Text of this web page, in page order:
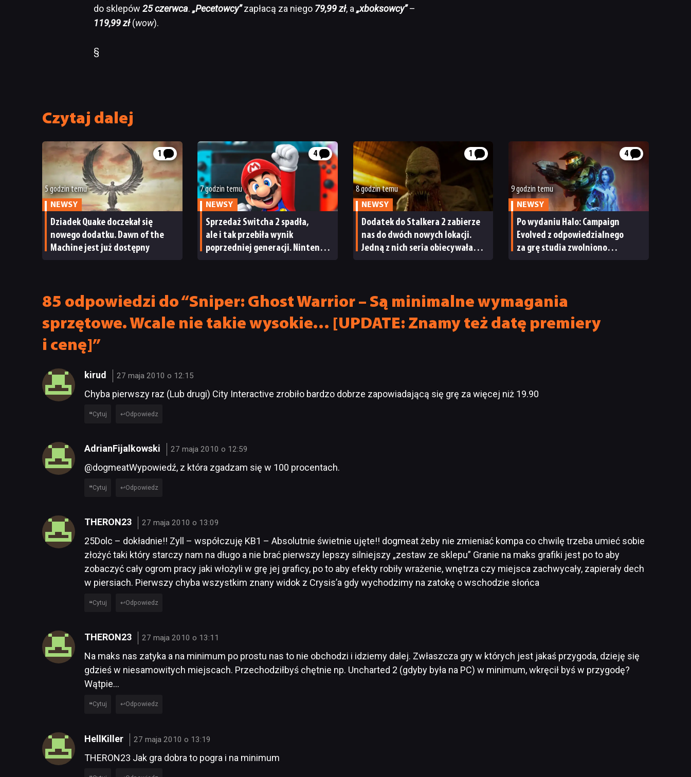
do sklepów 25 czerwca. „Pecetowcy”zapłacą za niego 79,99 zł, a „xboksowcy”–
119,99 zł(wow).
§
Czytaj dalej
1
5 godzin temu
NEWSY
Dziadek Quake doczekał się
nowego dodatku. Dawn of the
Machine jest już dostępny
4
7 godzin temu
NEWSY
Sprzedaż Switcha 2 spadła,
ale i tak przebiła wynik
poprzedniej generacji. Nintendo
1
8 godzin temu
NEWSY
Dodatek do Stalkera 2 zabierze
nas do dwóch nowych lokacji.
Jedną z nich seria obiecywała
4
9 godzin temu
NEWSY
Po wydaniu Halo: Campaign
Evolved z odpowiedzialnego
za grę studia zwolniono
85 odpowiedzi do “Sniper: Ghost Warrior – Są minimalne wymagania
sprzętowe. Wcale nie takie wysokie… [UPDATE: Znamy też datę premiery
i cenę]”
kirud 27 maja 2010 o 12:15
Chyba pierwszy raz (Lub drugi) City Interactive zrobiło bardzo dobrze zapowiadającą się grę za więcej niż 19.90
Cytuj Odpowiedz
AdrianFijalkowski 27 maja 2010 o 12:59
@dogmeatWypowiedź, z która zgadzam się w 100 procentach.
Cytuj Odpowiedz
THERON23 27 maja 2010 o 13:09
25Dolc – dokładnie!! Zyll – współczuję KB1 – Absolutnie świetnie ujęte!! dogmeat żeby nie zmieniać kompa co chwilę trzeba umieć sobie
złożyć taki który starczy nam na długo a nie brać pierwszy lepszy silniejszy „zestaw ze sklepu” Granie na maks grafiki jest po to aby
zobaczyć cały ogrom pracy jaki włożyli w grę jej graficy, po to aby efekty robiły wrażenie, wnętrza czy miejsca zachwycały, zapierały dech
w piersiach. Pierwszy chyba wszystkim znany widok z Crysis’a gdy wychodzimy na zatokę o wschodzie słońca
Cytuj Odpowiedz
THERON23 27 maja 2010 o 13:11
Na maks nas zatyka a na minimum po prostu nas to nie obchodzi i idziemy dalej. Zwłaszcza gry w których jest jakaś przygoda, dzieję się
gdzieś w niesamowitych miejscach. Przechodziłbyś chętnie np. Uncharted 2 (gdyby była na PC) w minimum, wkręcił byś w przygodę?
Wątpie…
Cytuj Odpowiedz
HellKiller 27 maja 2010 o 13:19
THERON23 Jak gra dobra to pogra i na minimum